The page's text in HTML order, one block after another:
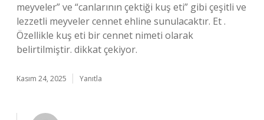
meyveler” ve “canlarının çektiği kuş eti” gibi çeşitli ve
lezzetli meyveler cennet ehline sunulacaktır. Et .
Özellikle kuş eti bir cennet nimeti olarak
belirtilmiştir. dikkat çekiyor.
Kasım 24, 2025 Yanıtla